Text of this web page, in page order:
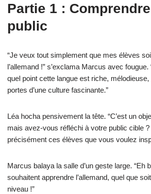
Partie 1 :
public
“Je veux tout simplement que mes élèves
l’allemand !” s’exclama Marcus avec fougue.
quel point cette langue est riche, mélodieuse,
portes d’une culture fascinante.”
Léa hocha pensivement la tête. “C’est un
mais avez-vous réfléchi à votre public cible
précisément ces élèves que vous voulez
Marcus balaya la salle d’un geste large. “Eh
souhaitent apprendre l’allemand, quel que
niveau !”